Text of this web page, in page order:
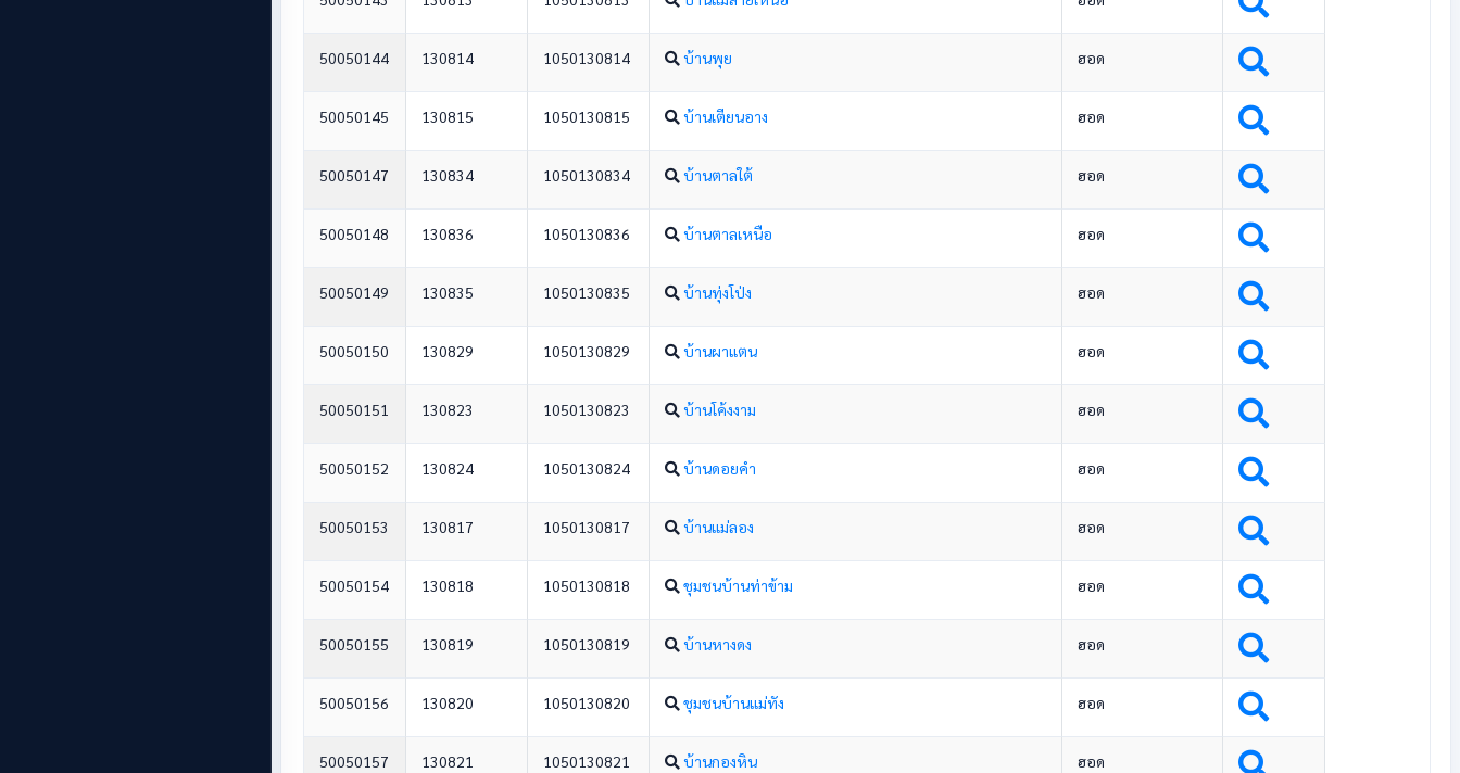
50050144 130814 1050130814 บ้านพุย ฮอด
50050145 130815 1050130815 บ้านเตียนอาง ฮอด
50050147 130834 1050130834 บ้านตาลใต้ ฮอด
50050148 130836 1050130836 บ้านตาลเหนือ ฮอด
50050149 130835 1050130835 บ้านทุ่งโป่ง ฮอด
50050150 130829 1050130829 บ้านผาแตน ฮอด
50050151 130823 1050130823 บ้านโค้งงาม ฮอด
50050152 130824 1050130824 บ้านดอยคำ ฮอด
50050153 130817 1050130817 บ้านแม่ลอง ฮอด
50050154 130818 1050130818 ชุมชนบ้านท่าข้าม ฮอด
50050155 130819 1050130819 บ้านหางดง ฮอด
50050156 130820 1050130820 ชุมชนบ้านแม่ทัง ฮอด
50050157 130821 1050130821 บ้านกองหิน ฮอด